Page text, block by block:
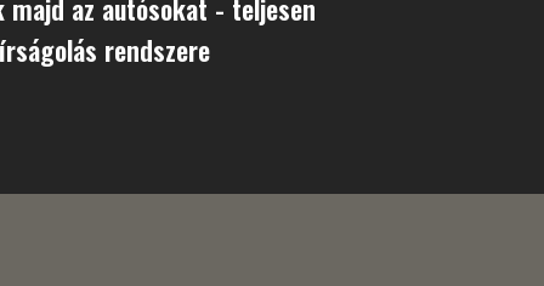
az autósokat - teljesen
rendszere